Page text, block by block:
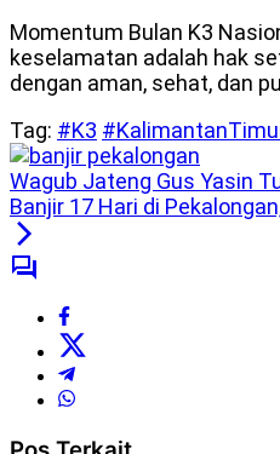
Momentum Bulan K3
keselamatan adalah hak
dengan aman, sehat, dan
Tag: #K3
Wagub Jateng Gus Yasin
Banjir 17 Hari di